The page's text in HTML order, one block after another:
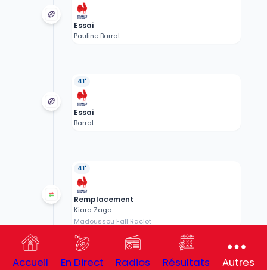
Essai
Pauline Barrat
41'
Essai
Barrat
41'
Remplacement
Kiara Zago
Madoussou Fall Raclot
40'
Accueil En Direct Radios Résultats Autres